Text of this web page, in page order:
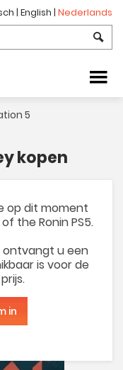
| English | Nederlands
5
kopen
op dit moment
the Ronin PS5.
ontvangt u een
is voor de
in